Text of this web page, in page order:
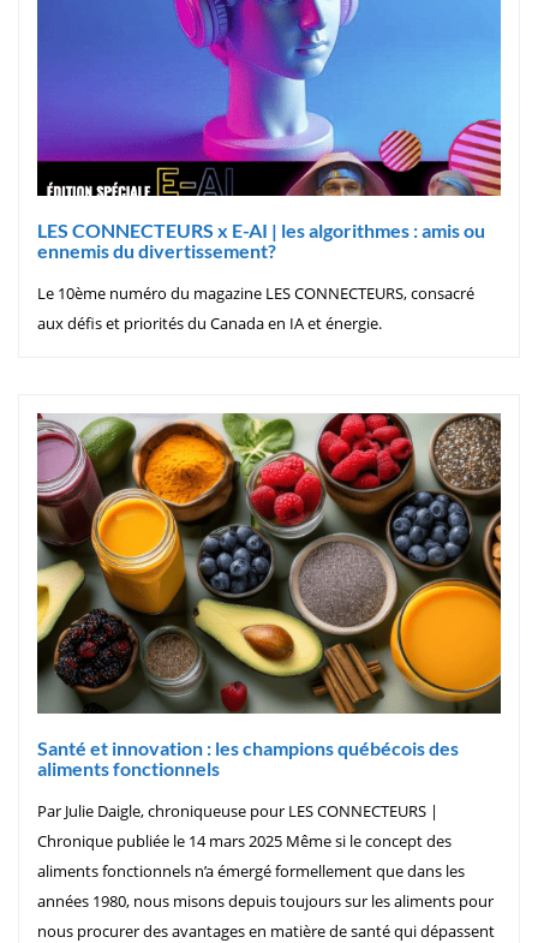
LES CONNECTEURS x E-AI | les algorithmes : amis ou
ennemis du divertissement?
Le 10ème numéro du magazine LES CONNECTEURS, consacré
aux défis et priorités du Canada en IA et énergie.
Santé et innovation : les champions québécois des
aliments fonctionnels
Par Julie Daigle, chroniqueuse pour LES CONNECTEURS |
Chronique publiée le 14 mars 2025 Même si le concept des
aliments fonctionnels n’a émergé formellement que dans les
années 1980, nous misons depuis toujours sur les aliments pour
nous procurer des avantages en matière de santé qui dépassent